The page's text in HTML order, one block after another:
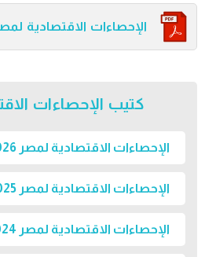
الإحصاءات الاقتصادية لمصر
كتيب الإحصاءات
الإحصاءات الاقتصادية لمصر 2026
الإحصاءات الاقتصادية لمصر 2025
الإحصاءات الاقتصادية لمصر 2024